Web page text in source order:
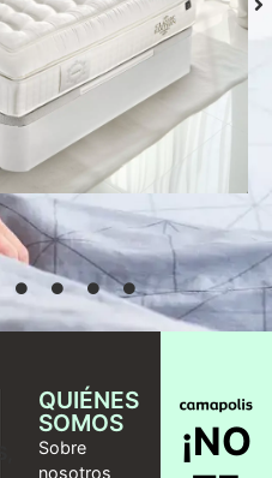
Hannes
€
Seleccionar
opciones
QUIÉNES
SOMOS
Sobre
nosotros
¡NO